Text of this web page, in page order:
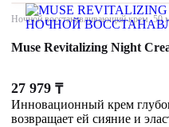
Ночной восстанавливающий крем, 50
Muse Revitalizing Night
27 979 ₸
Инновационный крем
возвращает ей сияние и